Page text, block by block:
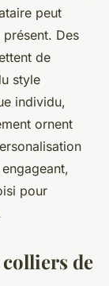
peut
Des
de
style
individu,
ornent
pour
de